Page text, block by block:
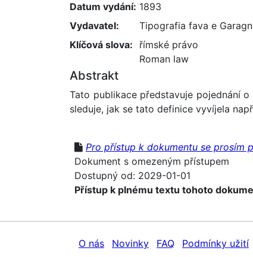
Datum vydání: 1893
Vydavatel:
Tipografia fava e
Klíčová slova:
římské právo
Roman law
Abstrakt
Tato publikace představuje pojednání
sleduje, jak se tato definice vyvíjela
Pro přístup k dokumentu se prosím
Dokument s omezeným přístupem
Dostupný od: 2029-01-01
Přístup k plnému textu tohoto
O nás Novinky FAQ Podmínky užití